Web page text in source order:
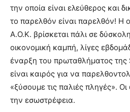
την οποία είναι ελεύθερος και
το παρελθόν είναι παρελθόν! Η
Α.Ο.Κ. βρίσκεται πάλι σε δύσκολη
οικονομική καμπή, λίγες
έναρξη του πρωταθλήματος
είναι καιρός για να
«ξύσουμε τις παλιές πληγές».
την εσωστρέφεια.